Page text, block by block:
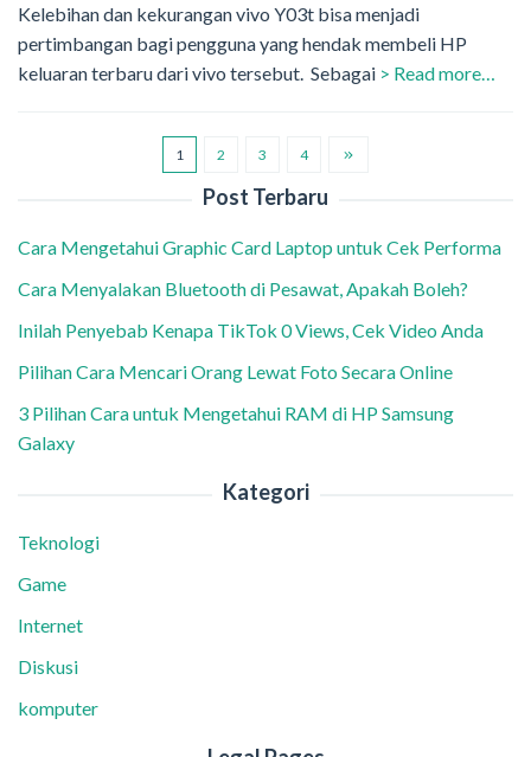
Kelebihan dan kekurangan vivo Y03t bisa menjadi
pertimbangan bagi pengguna yang hendak membeli HP
keluaran terbaru dari vivo tersebut. Sebagai > Read more…
1 2 3 4
Post Terbaru
Cara Mengetahui Graphic Card Laptop untuk Cek Performa
Cara Menyalakan Bluetooth di Pesawat, Apakah Boleh?
Inilah Penyebab Kenapa TikTok 0 Views, Cek Video Anda
Pilihan Cara Mencari Orang Lewat Foto Secara Online
3 Pilihan Cara untuk Mengetahui RAM di HP Samsung
Galaxy
Kategori
Teknologi
Game
Internet
Diskusi
komputer